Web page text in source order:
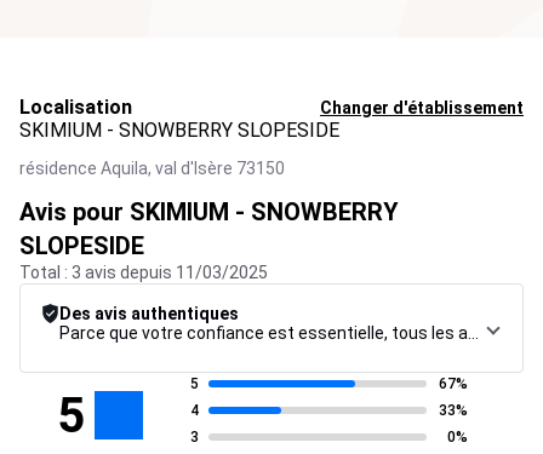
Localisation Changer d'établissement
SKIMIUM - SNOWBERRY SLOPESIDE
résidence Aquila, val d'Isère 73150
Avis pour SKIMIUM - SNOWBERRY
SLOPESIDE
Total : 3 avis depuis 11/03/2025
Des avis authentiques
5
5
67%
4
33%
3
0%